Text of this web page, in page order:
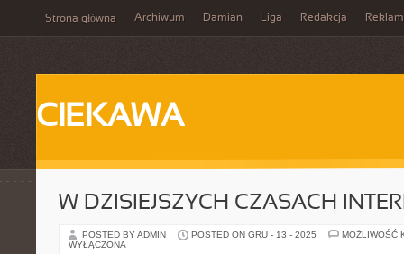
Strona główna Archiwum Damian Liga Redakcja
CIEKAWA
W DZISIEJSZYCH CZASACH
POSTED BY ADMIN POSTED ON GRU - 13 - 2025
MOŻLIWOŚĆ
WYŁĄCZONA